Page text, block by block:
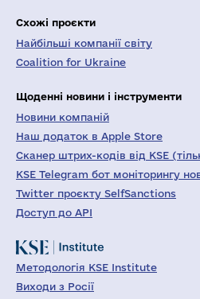
Схожі проєкти
Найбільші компанії світу
Coalition for Ukraine
Щоденні новини і інструменти
Новини компаній
Наш додаток в Apple Store
Сканер штрих-кодів від KSE
KSE Telegram бот моніторингу
Twitter проєкту SelfSanctions
Доступ до API
Методологія KSE Institute
Виходи з Росії